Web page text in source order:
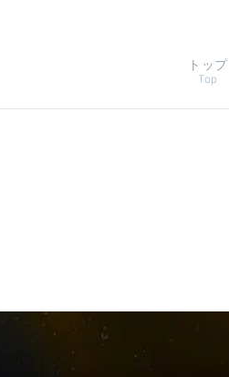
トップ
Top
＼無料相談受付中／